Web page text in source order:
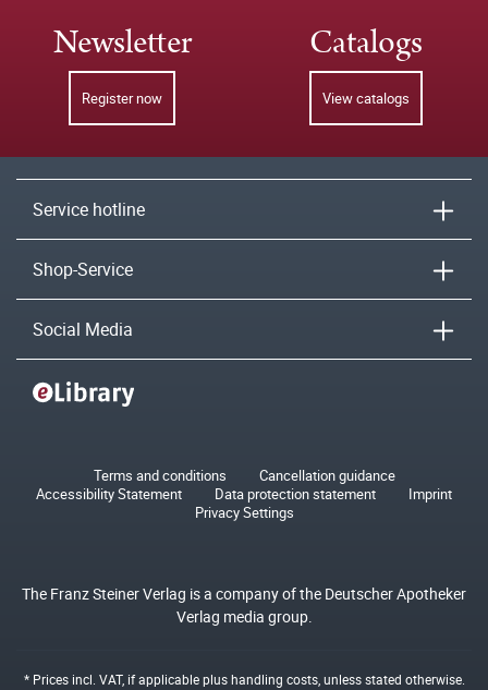
Newsletter
Register now
Catalogs
View catalogs
Service hotline
Shop-Service
Social Media
Terms and conditions
Cancellation guidance
Accessibility Statement
Data protection statement
Imprint
Privacy Settings
The Franz Steiner Verlag is a company of the Deutscher Apotheker
Verlag media group.
* Prices incl. VAT, if applicable plushandling costs, unless stated otherwise.